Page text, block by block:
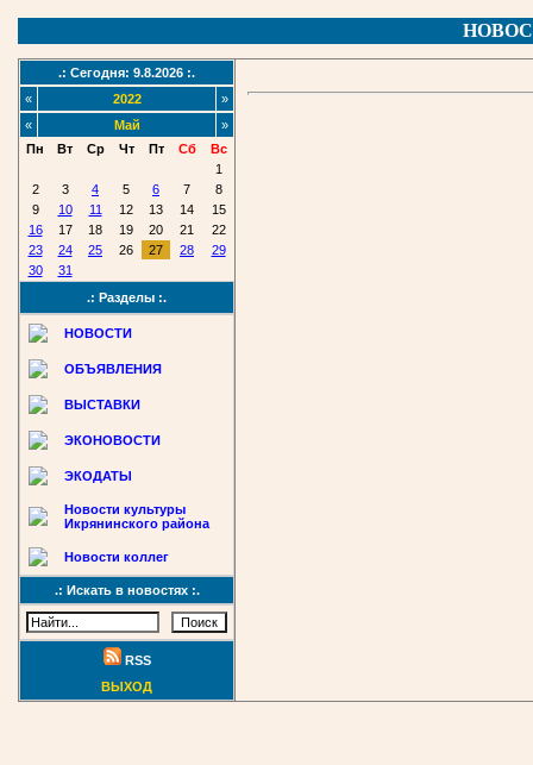
.: Сегодня: 9.8.2026 :.
«
2022
»
«
Май
»
Пн
Вт Ср Чт Пт Сб
Вс
1
2
3 4 5 6 7
8
9
10 11 12 13 14
15
16
17 18 19 20 21
22
23
24 25 26 27 28
29
30
31
.: Разделы :.
НОВОСТИ
ОБЪЯВЛЕНИЯ
ВЫСТАВКИ
ЭКОНОВОСТИ
ЭКОДАТЫ
Новости культуры
Икрянинского района
Новости коллег
.: Искать в новостях :.
RSS
ВЫХОД